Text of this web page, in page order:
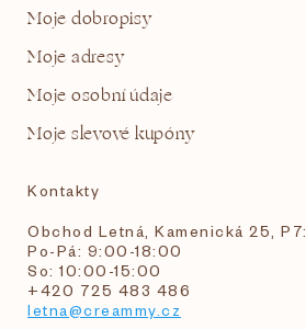
Moje dobropisy
Moje adresy
Moje osobní údaje
Moje slevové kupóny
Kontakty
Obchod Letná, Kamenická 25, P7:
Po-Pá: 9:00-18:00
So: 10:00-15:00
+420 725 483 486
letna@creammy.cz